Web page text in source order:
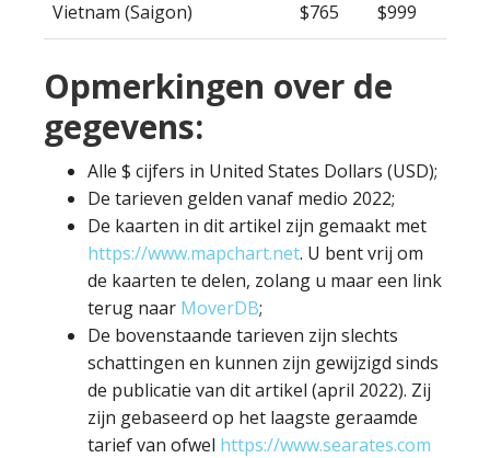
Vietnam (Saigon) $765 $999
Opmerkingen over de
gegevens:
Alle $ cijfers in United States Dollars (USD);
De tarieven gelden vanaf medio 2022;
De kaarten in dit artikel zijn gemaakt met
https://www.mapchart.net. U bent vrij om
de kaarten te delen, zolang u maar een link
terug naar MoverDB;
De bovenstaande tarieven zijn slechts
schattingen en kunnen zijn gewijzigd sinds
de publicatie van dit artikel (april 2022). Zij
zijn gebaseerd op het laagste geraamde
tarief van ofwel https://www.searates.com